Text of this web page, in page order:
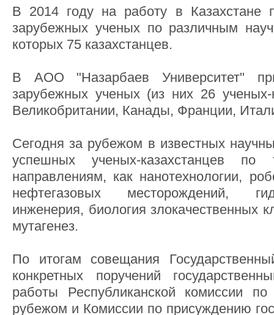
В 2014 году на работу в Казахстане
зарубежных ученых по различным
которых 75 казахстанцев.
В АОО "Назарбаев Университет"
зарубежных ученых (из них 26
Великобритании, Канады, Франции,
Сегодня за рубежом в известных
успешных ученых-казахстанцев по
направлениям, как нанотехнологии,
нефтегазовых месторождений,
инженерия, биология злокачественных
мутагенез.
По итогам совещания
конкретных поручений
работы Республиканской комиссии
рубежом и Комиссии по присуждению